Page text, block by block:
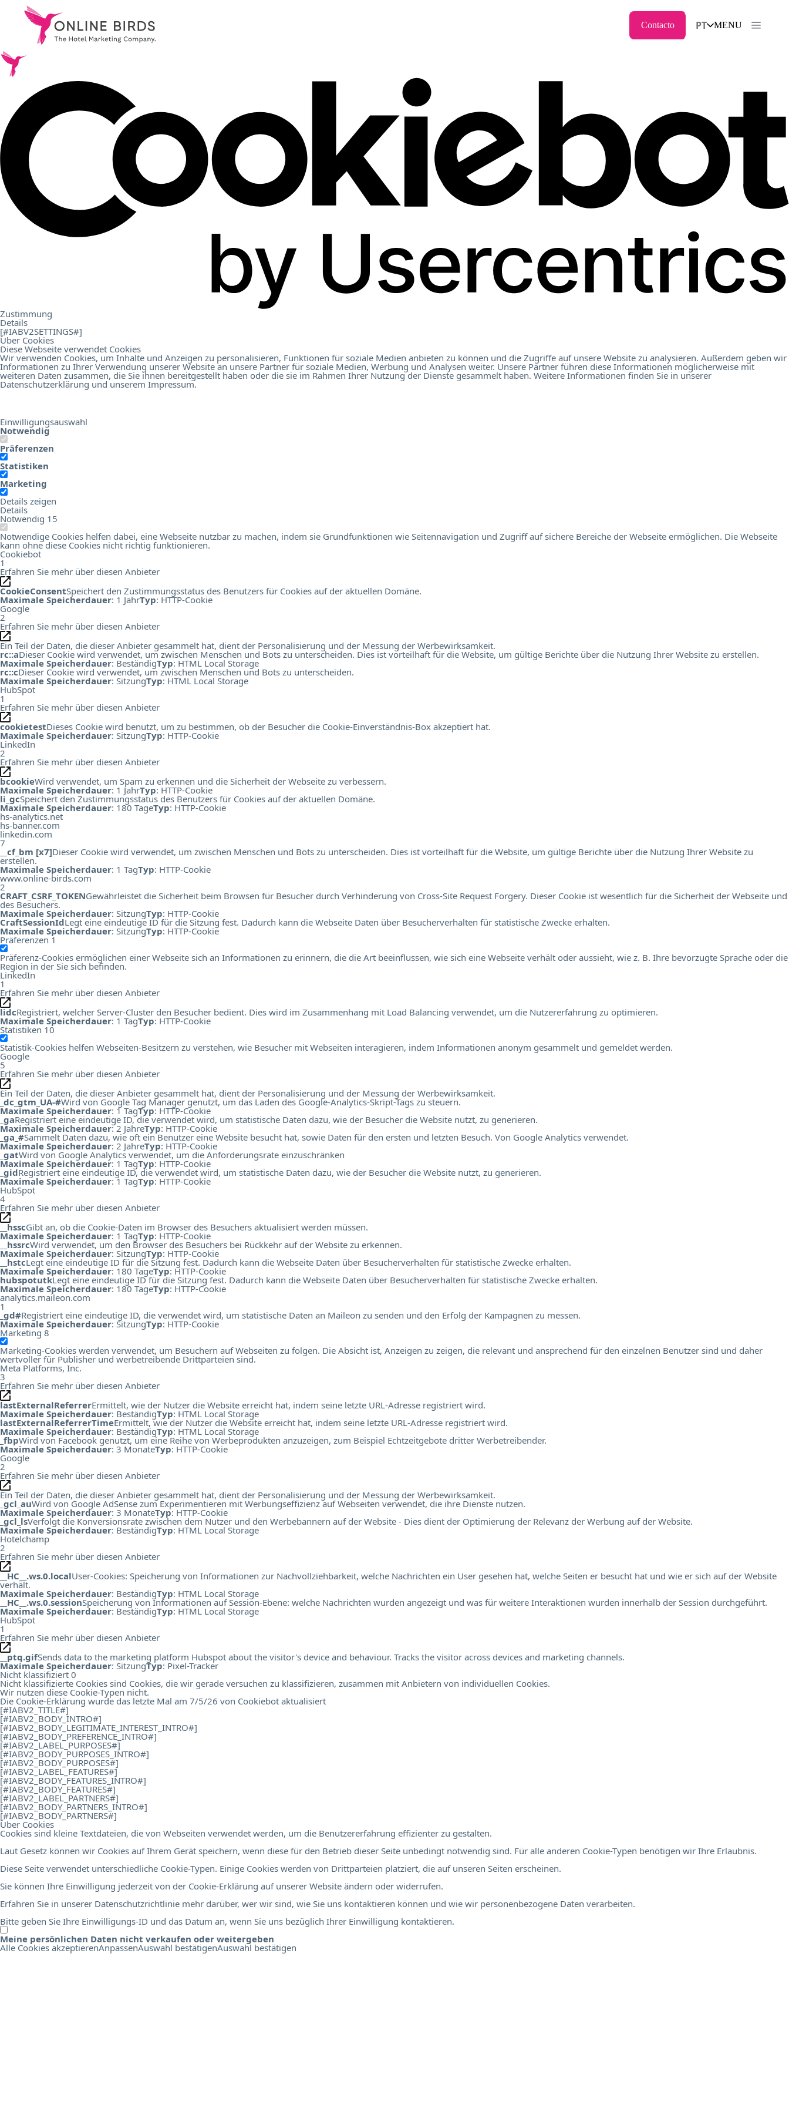
Zustimmung
Details
[#IABV2SETTINGS#]
Über Cookies
Diese Webseite verwendet Cookies
Wir verwenden Cookies, um Inhalte und Anzeigen zu personalisieren, Funktionen für soziale Medien anbieten zu können und die Zugriffe auf unsere Website zu analysieren. Außerdem geben wir
Informationen zu Ihrer Verwendung unserer Website an unsere Partner für soziale Medien, Werbung und Analysen weiter. Unsere Partner führen diese Informationen möglicherweise mit
weiteren Daten zusammen, die Sie ihnen bereitgestellt haben oder die sie im Rahmen Ihrer Nutzung der Dienste gesammelt haben. Weitere Informationen finden Sie in unserer
Datenschutzerklärung und unserem Impressum.
Einwilligungsauswahl
Notwendig
Präferenzen
Statistiken
Marketing
Details zeigen
Details
Notwendig 15
Notwendige Cookies helfen dabei, eine Webseite nutzbar zu machen, indem sie Grundfunktionen wie Seitennavigation und Zugriff auf sichere Bereiche der Webseite ermöglichen. Die Webseite
kann ohne diese Cookies nicht richtig funktionieren.
Cookiebot
1
Erfahren Sie mehr über diesen Anbieter
CookieConsentSpeichert den Zustimmungsstatus des Benutzers für Cookies auf der aktuellen Domäne.
Maximale Speicherdauer: 1 JahrTyp: HTTP-Cookie
Google
2
Erfahren Sie mehr über diesen Anbieter
Ein Teil der Daten, die dieser Anbieter gesammelt hat, dient der Personalisierung und der Messung der Werbewirksamkeit.
rc::aDieser Cookie wird verwendet, um zwischen Menschen und Bots zu unterscheiden. Dies ist vorteilhaft für die Website, um gültige Berichte über die Nutzung Ihrer Website zu erstellen.
Maximale Speicherdauer: BeständigTyp: HTML Local Storage
rc::cDieser Cookie wird verwendet, um zwischen Menschen und Bots zu unterscheiden.
Maximale Speicherdauer: SitzungTyp: HTML Local Storage
HubSpot
1
Erfahren Sie mehr über diesen Anbieter
cookietestDieses Cookie wird benutzt, um zu bestimmen, ob der Besucher die Cookie-Einverständnis-Box akzeptiert hat.
Maximale Speicherdauer: SitzungTyp: HTTP-Cookie
LinkedIn
2
Erfahren Sie mehr über diesen Anbieter
bcookieWird verwendet, um Spam zu erkennen und die Sicherheit der Webseite zu verbessern.
Maximale Speicherdauer: 1 JahrTyp: HTTP-Cookie
li_gcSpeichert den Zustimmungsstatus des Benutzers für Cookies auf der aktuellen Domäne.
Maximale Speicherdauer: 180 TageTyp: HTTP-Cookie
hs-analytics.net
hs-banner.com
linkedin.com
7
__cf_bm [x7]Dieser Cookie wird verwendet, um zwischen Menschen und Bots zu unterscheiden. Dies ist vorteilhaft für die Website, um gültige Berichte über die Nutzung Ihrer Website zu
erstellen.
Maximale Speicherdauer: 1 TagTyp: HTTP-Cookie
www.online-birds.com
2
CRAFT_CSRF_TOKENGewährleistet die Sicherheit beim Browsen für Besucher durch Verhinderung von Cross-Site Request Forgery. Dieser Cookie ist wesentlich für die Sicherheit der Webseite und
des Besuchers.
Maximale Speicherdauer: SitzungTyp: HTTP-Cookie
CraftSessionIdLegt eine eindeutige ID für die Sitzung fest. Dadurch kann die Webseite Daten über Besucherverhalten für statistische Zwecke erhalten.
Maximale Speicherdauer: SitzungTyp: HTTP-Cookie
Präferenzen 1
Präferenz-Cookies ermöglichen einer Webseite sich an Informationen zu erinnern, die die Art beeinflussen, wie sich eine Webseite verhält oder aussieht, wie z. B. Ihre bevorzugte Sprache oder die
Region in der Sie sich befinden.
LinkedIn
1
Erfahren Sie mehr über diesen Anbieter
lidcRegistriert, welcher Server-Cluster den Besucher bedient. Dies wird im Zusammenhang mit Load Balancing verwendet, um die Nutzererfahrung zu optimieren.
Maximale Speicherdauer: 1 TagTyp: HTTP-Cookie
Statistiken 10
Statistik-Cookies helfen Webseiten-Besitzern zu verstehen, wie Besucher mit Webseiten interagieren, indem Informationen anonym gesammelt und gemeldet werden.
Google
5
Erfahren Sie mehr über diesen Anbieter
Ein Teil der Daten, die dieser Anbieter gesammelt hat, dient der Personalisierung und der Messung der Werbewirksamkeit.
_dc_gtm_UA-#Wird von Google Tag Manager genutzt, um das Laden des Google-Analytics-Skript-Tags zu steuern.
Maximale Speicherdauer: 1 TagTyp: HTTP-Cookie
_gaRegistriert eine eindeutige ID, die verwendet wird, um statistische Daten dazu, wie der Besucher die Website nutzt, zu generieren.
Maximale Speicherdauer: 2 JahreTyp: HTTP-Cookie
_ga_#Sammelt Daten dazu, wie oft ein Benutzer eine Website besucht hat, sowie Daten für den ersten und letzten Besuch. Von Google Analytics verwendet.
Maximale Speicherdauer: 2 JahreTyp: HTTP-Cookie
_gatWird von Google Analytics verwendet, um die Anforderungsrate einzuschränken
Maximale Speicherdauer: 1 TagTyp: HTTP-Cookie
_gidRegistriert eine eindeutige ID, die verwendet wird, um statistische Daten dazu, wie der Besucher die Website nutzt, zu generieren.
Maximale Speicherdauer: 1 TagTyp: HTTP-Cookie
HubSpot
4
Erfahren Sie mehr über diesen Anbieter
__hsscGibt an, ob die Cookie-Daten im Browser des Besuchers aktualisiert werden müssen.
Maximale Speicherdauer: 1 TagTyp: HTTP-Cookie
__hssrcWird verwendet, um den Browser des Besuchers bei Rückkehr auf der Website zu erkennen.
Maximale Speicherdauer: SitzungTyp: HTTP-Cookie
__hstcLegt eine eindeutige ID für die Sitzung fest. Dadurch kann die Webseite Daten über Besucherverhalten für statistische Zwecke erhalten.
Maximale Speicherdauer: 180 TageTyp: HTTP-Cookie
hubspotutkLegt eine eindeutige ID für die Sitzung fest. Dadurch kann die Webseite Daten über Besucherverhalten für statistische Zwecke erhalten.
Maximale Speicherdauer: 180 TageTyp: HTTP-Cookie
analytics.maileon.com
1
_gd#Registriert eine eindeutige ID, die verwendet wird, um statistische Daten an Maileon zu senden und den Erfolg der Kampagnen zu messen.
Maximale Speicherdauer: SitzungTyp: HTTP-Cookie
Marketing 8
Marketing-Cookies werden verwendet, um Besuchern auf Webseiten zu folgen. Die Absicht ist, Anzeigen zu zeigen, die relevant und ansprechend für den einzelnen Benutzer sind und daher
wertvoller für Publisher und werbetreibende Drittparteien sind.
Meta Platforms, Inc.
3
Erfahren Sie mehr über diesen Anbieter
lastExternalReferrerErmittelt, wie der Nutzer die Website erreicht hat, indem seine letzte URL-Adresse registriert wird.
Maximale Speicherdauer: BeständigTyp: HTML Local Storage
lastExternalReferrerTimeErmittelt, wie der Nutzer die Website erreicht hat, indem seine letzte URL-Adresse registriert wird.
Maximale Speicherdauer: BeständigTyp: HTML Local Storage
_fbpWird von Facebook genutzt, um eine Reihe von Werbeprodukten anzuzeigen, zum Beispiel Echtzeitgebote dritter Werbetreibender.
Maximale Speicherdauer: 3 MonateTyp: HTTP-Cookie
Google
2
Erfahren Sie mehr über diesen Anbieter
Ein Teil der Daten, die dieser Anbieter gesammelt hat, dient der Personalisierung und der Messung der Werbewirksamkeit.
_gcl_auWird von Google AdSense zum Experimentieren mit Werbungseffizienz auf Webseiten verwendet, die ihre Dienste nutzen.
Maximale Speicherdauer: 3 MonateTyp: HTTP-Cookie
_gcl_lsVerfolgt die Konversionsrate zwischen dem Nutzer und den Werbebannern auf der Website - Dies dient der Optimierung der Relevanz der Werbung auf der Website.
Maximale Speicherdauer: BeständigTyp: HTML Local Storage
Hotelchamp
2
Erfahren Sie mehr über diesen Anbieter
__HC__.ws.0.localUser-Cookies: Speicherung von Informationen zur Nachvollziehbarkeit, welche Nachrichten ein User gesehen hat, welche Seiten er besucht hat und wie er sich auf der Website
verhält.
Maximale Speicherdauer: BeständigTyp: HTML Local Storage
__HC__.ws.0.sessionSpeicherung von Informationen auf Session-Ebene: welche Nachrichten wurden angezeigt und was für weitere Interaktionen wurden innerhalb der Session durchgeführt.
Maximale Speicherdauer: BeständigTyp: HTML Local Storage
HubSpot
1
Erfahren Sie mehr über diesen Anbieter
__ptq.gifSends data to the marketing platform Hubspot about the visitor's device and behaviour. Tracks the visitor across devices and marketing channels.
Maximale Speicherdauer: SitzungTyp: Pixel-Tracker
Nicht klassifiziert 0
Nicht klassifizierte Cookies sind Cookies, die wir gerade versuchen zu klassifizieren, zusammen mit Anbietern von individuellen Cookies.
Wir nutzen diese Cookie-Typen nicht.
Die Cookie-Erklärung wurde das letzte Mal am 7/5/26 von Cookiebot aktualisiert
[#IABV2_TITLE#]
[#IABV2_BODY_INTRO#]
[#IABV2_BODY_LEGITIMATE_INTEREST_INTRO#]
[#IABV2_BODY_PREFERENCE_INTRO#]
[#IABV2_LABEL_PURPOSES#]
[#IABV2_BODY_PURPOSES_INTRO#]
[#IABV2_BODY_PURPOSES#]
[#IABV2_LABEL_FEATURES#]
[#IABV2_BODY_FEATURES_INTRO#]
[#IABV2_BODY_FEATURES#]
[#IABV2_LABEL_PARTNERS#]
[#IABV2_BODY_PARTNERS_INTRO#]
[#IABV2_BODY_PARTNERS#]
Über Cookies
Cookies sind kleine Textdateien, die von Webseiten verwendet werden, um die Benutzererfahrung effizienter zu gestalten.
Laut Gesetz können wir Cookies auf Ihrem Gerät speichern, wenn diese für den Betrieb dieser Seite unbedingt notwendig sind. Für alle anderen Cookie-Typen benötigen wir Ihre Erlaubnis.
Diese Seite verwendet unterschiedliche Cookie-Typen. Einige Cookies werden von Drittparteien platziert, die auf unseren Seiten erscheinen.
Sie können Ihre Einwilligung jederzeit von der Cookie-Erklärung auf unserer Website ändern oder widerrufen.
Erfahren Sie in unserer Datenschutzrichtlinie mehr darüber, wer wir sind, wie Sie uns kontaktieren können und wie wir personenbezogene Daten verarbeiten.
Bitte geben Sie Ihre Einwilligungs-ID und das Datum an, wenn Sie uns bezüglich Ihrer Einwilligung kontaktieren.
Meine persönlichen Daten nicht verkaufen oder weitergeben
Alle Cookies akzeptierenAnpassenAuswahl bestätigenAuswahl bestätigen
Contacto PT MENU
Serviços.
Referências .
Sobre nós.
Carreira
Contacto
Online Birds EducationHotel Digital Score Branchenreport Österreich 2023